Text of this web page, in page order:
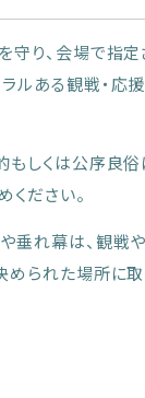
守り、会場で指
ルある観戦・応
もしくは公序良
ください。
垂れ幕は、観戦
められた場所に取